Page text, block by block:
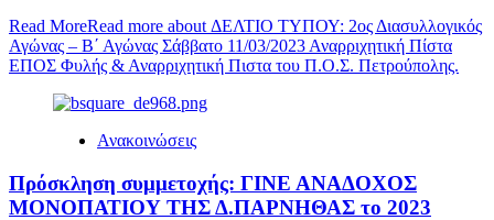
Read MoreRead more about ΔΕΛΤΙΟ ΤΥΠΟΥ: 2ος Διασυλλογικός
Αγώνας – Β΄ Αγώνας Σάββατο 11/03/2023 Αναρριχητική Πίστα
ΕΠΟΣ Φυλής & Αναρριχητική Πιστα του Π.Ο.Σ. Πετρούπολης.
Ανακοινώσεις
Πρόσκληση συμμετοχής: ΓΙΝΕ ΑΝΑΔΟΧΟΣ
ΜΟΝΟΠΑΤΙΟΥ ΤΗΣ Δ.ΠΑΡΝΗΘΑΣ το 2023